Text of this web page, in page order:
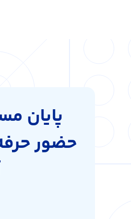
پایان
حضور